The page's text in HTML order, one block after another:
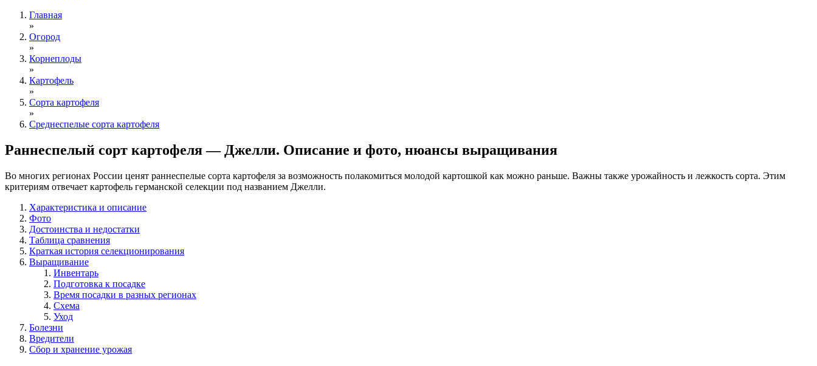
Главная
»
Огород
»
Корнеплоды
»
Картофель
»
Сорта картофеля
»
Среднеспелые сорта картофеля
Раннеспелый сорт картофеля — Джелли. Описание и фото, нюансы выращивания
Во многих регионах России ценят раннеспелые сорта картофеля за возможность полакомиться молодой картошкой как можно раньше. Важны также урожайность и лежкость сорта. Этим
критериям отвечает картофель германской селекции под названием Джелли.
Характеристика и описание
Фото
Достоинства и недостатки
Таблица сравнения
Краткая история селекционирования
Выращивание
Инвентарь
Подготовка к посадке
Время посадки в разных регионах
Схема
Уход
Болезни
Вредители
Сбор и хранение урожая